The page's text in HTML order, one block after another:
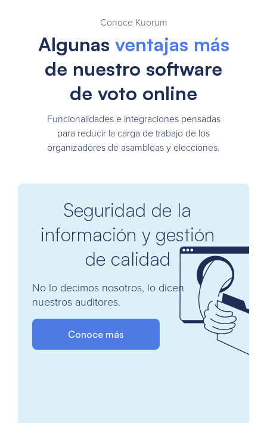
Conoce Kuorum
Algunas ventajas más
de nuestro software
de voto online
Funcionalidades e integraciones pensadas
para reducir la carga de trabajo de los
organizadores de asambleas y elecciones.
Seguridad de la
información y gestión
de calidad
No lo decimos nosotros, lo dicen
nuestros auditores.
Conoce más